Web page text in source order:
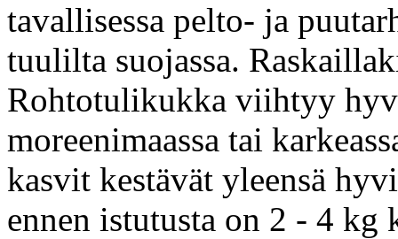
tavallisessa pelto- ja
tuulilta suojassa.
Rohtotulikukka viihtyy
moreenimaassa tai
kasvit kestävät yleensä
ennen istutusta on 2 - 4